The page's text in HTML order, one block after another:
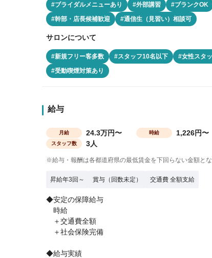
#ブライダルメニューあり
#外部講習 #ブランクOK
#幹部・店長候補歓迎
#通信生（見習い）相談可
サロンについて
#新規フリー客多数 #スタッフ10名以下 #女性スタ
#受動喫煙対策あり
給与
月給 24.3万円〜 時給 1,226円〜
スタッフ数 3人
※給与・報酬は各都道府県の最低賃金を下回らない金額と
昇給年3回～ 賞与（回数未定） 交通費 全額支給
◆安定の保障給与
時給
＋交通費全額
＋社会保険完備
◆給与実績